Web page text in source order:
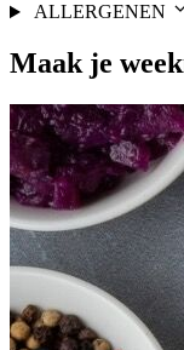
ALLERGENEN
Maak je